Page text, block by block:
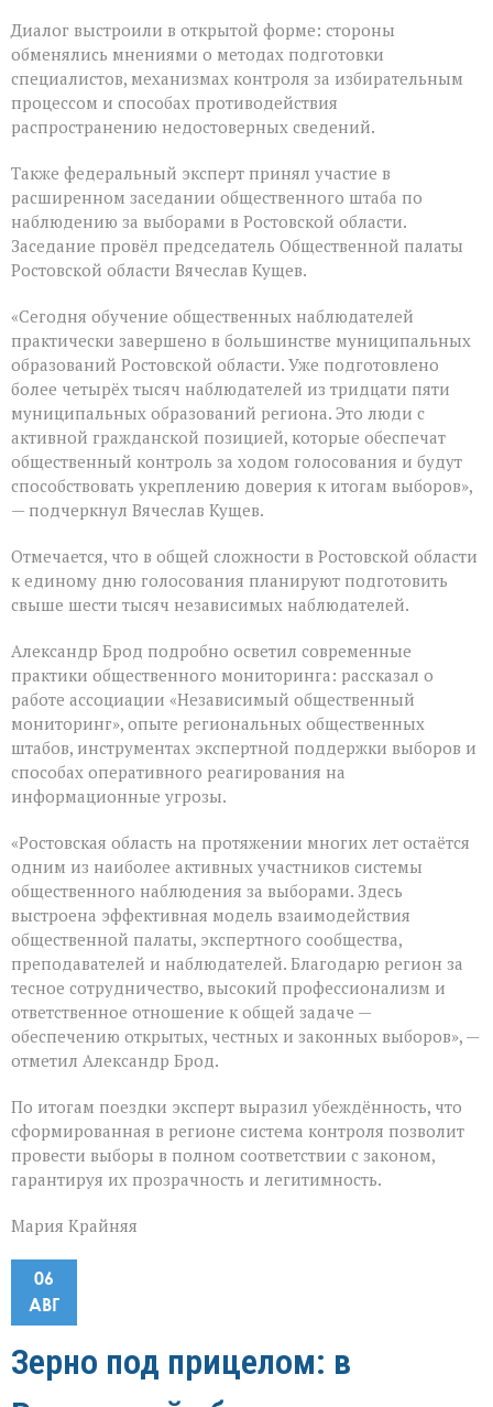
Диалог выстроили в открытой форме: стороны
обменялись мнениями о методах подготовки
специалистов, механизмах контроля за избирательным
процессом и способах противодействия
распространению недостоверных сведений.
Также федеральный эксперт принял участие в
расширенном заседании общественного штаба по
наблюдению за выборами в Ростовской области.
Заседание провёл председатель Общественной палаты
Ростовской области Вячеслав Кущев.
«Сегодня обучение общественных наблюдателей
практически завершено в большинстве муниципальных
образований Ростовской области. Уже подготовлено
более четырёх тысяч наблюдателей из тридцати пяти
муниципальных образований региона. Это люди с
активной гражданской позицией, которые обеспечат
общественный контроль за ходом голосования и будут
способствовать укреплению доверия к итогам выборов»,
— подчеркнул Вячеслав Кущев.
Отмечается, что в общей сложности в Ростовской области
к единому дню голосования планируют подготовить
свыше шести тысяч независимых наблюдателей.
Александр Брод подробно осветил современные
практики общественного мониторинга: рассказал о
работе ассоциации «Независимый общественный
мониторинг», опыте региональных общественных
штабов, инструментах экспертной поддержки выборов и
способах оперативного реагирования на
информационные угрозы.
«Ростовская область на протяжении многих лет остаётся
одним из наиболее активных участников системы
общественного наблюдения за выборами. Здесь
выстроена эффективная модель взаимодействия
общественной палаты, экспертного сообщества,
преподавателей и наблюдателей. Благодарю регион за
тесное сотрудничество, высокий профессионализм и
ответственное отношение к общей задаче —
обеспечению открытых, честных и законных выборов», —
отметил Александр Брод.
По итогам поездки эксперт выразил убеждённость, что
сформированная в регионе система контроля позволит
провести выборы в полном соответствии с законом,
гарантируя их прозрачность и легитимность.
Мария Крайняя
06
АВГ
Зерно под прицелом: в